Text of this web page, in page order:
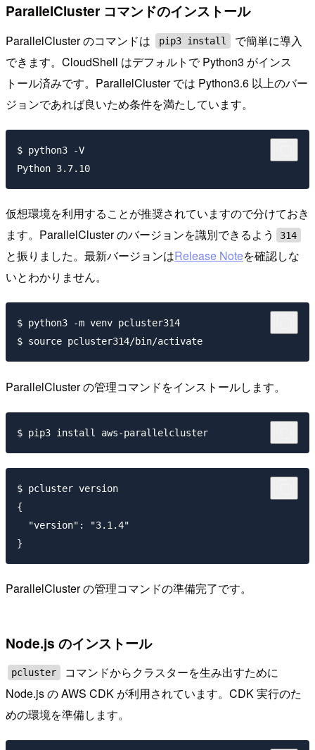
ParallelCluster コマンドのインストール
ParallelCluster のコマンドは pip3 install
で簡単に導入
できます。CloudShell はデフォルトで Python3 がインス
トール済みです。ParallelCluster では Python3.6 以上のバー
ジョンであれば良いため条件を満たしています。
$ python3 -V
仮想環境を利用することが推奨されていますので分けておき
ます。ParallelCluster のバージョンを識別できるよう
314
と振りました。最新バージョンはRelease Noteを確認しな
いとわかりません。
$ python3 -m venv pcluster314
ParallelCluster の管理コマンドをインストールします。
$ pcluster version
{
  "version": "3.1.4"
ParallelCluster の管理コマンドの準備完了です。
Node.js のインストール
pcluster
コマンドからクラスターを生み出すために
Node.js の AWS CDK が利用されています。CDK 実行のた
めの環境を準備します。